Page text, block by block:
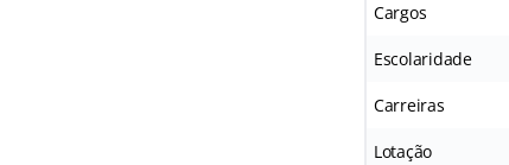
Cargos
Escolaridade
Carreiras
Lotação